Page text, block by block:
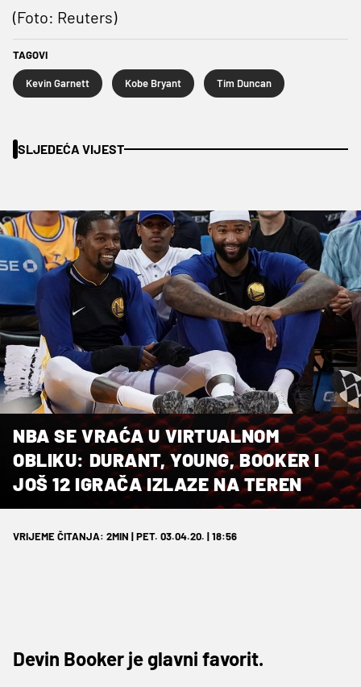
(Foto: Reuters)
TAGOVI
Kevin Garnett Kobe Bryant Tim Duncan
SLJEDEĆA VIJEST
NBA SE VRAĆA U VIRTUALNOM
OBLIKU: DURANT, YOUNG, BOOKER I
JOŠ 12 IGRAČA IZLAZE NA TEREN
VRIJEME ČITANJA: 2MIN | PET. 03.04.20. | 18:56
Devin Booker je glavni favorit.